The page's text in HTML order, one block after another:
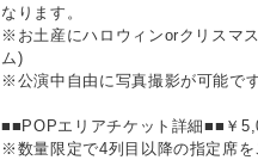
なります。
※お土産にハロウィンorクリスマ
ム)
※公演中自由に写真撮影が可能で
■■POPエリアチケット詳細■■￥
※数量限定で4列目以降の指定席